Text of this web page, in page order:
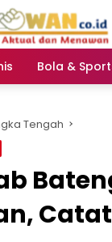
Bola &
Tengah